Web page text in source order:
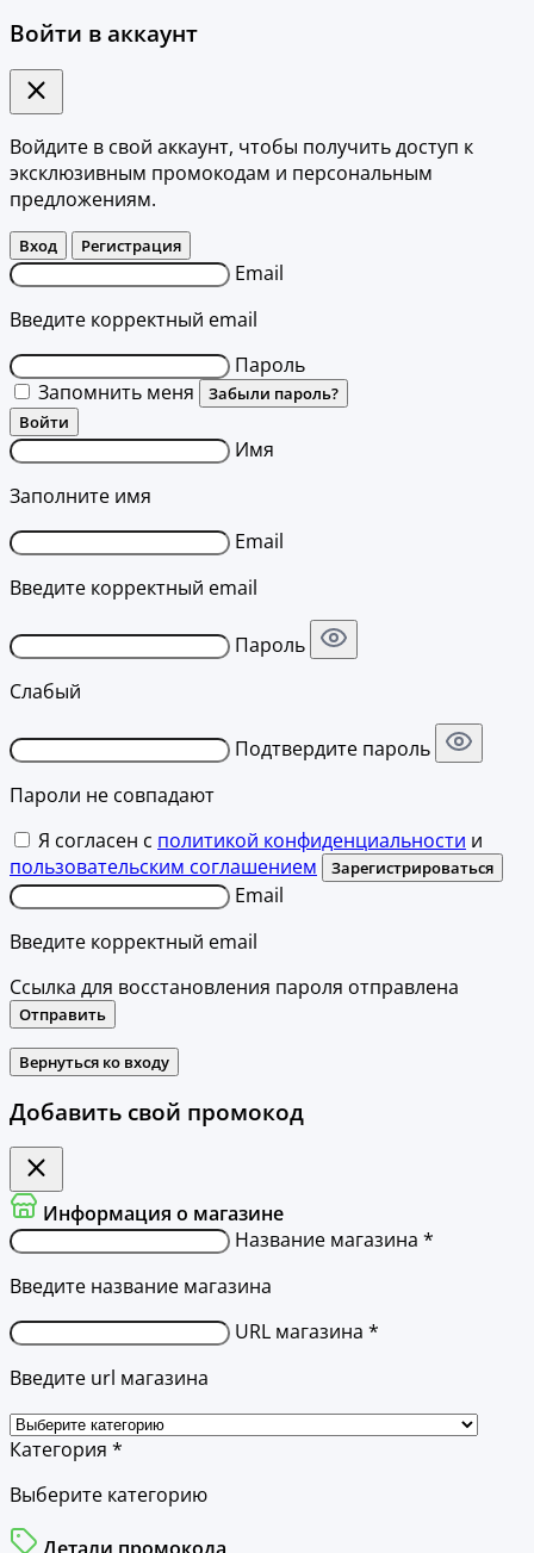
Войти в аккаунт
Войдите в свой аккаунт, чтобы получить доступ к
эксклюзивным промокодам и персональным
предложениям.
Вход Регистрация
Email
Введите корректный email
Пароль
Запомнить меня
Забыли пароль?
Войти
Имя
Заполните имя
Email
Введите корректный email
Пароль
Слабый
Подтвердите пароль
Пароли не совпадают
Я согласен с политикой конфиденциальности и
пользовательским соглашением
Зарегистрироваться
Email
Введите корректный email
Ссылка для восстановления пароля отправлена
Отправить
Вернуться ко входу
Добавить свой промокод
Информация о магазине
Название магазина *
Введите название магазина
URL магазина *
Введите url магазина
Категория *
Выберите категорию